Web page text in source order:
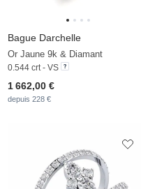
Bague Darchelle
Or Jaune 9k & Diamant
0.544 crt - VS
1 662,00 €
depuis 228 €